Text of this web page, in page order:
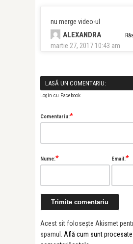
nu merge video-ul
ALEXANDRA
martie 27, 2017 10:43 am
LASĂ UN COMENTARIU:
Login cu Facebook
Comentariu:*
Nume:* Email:*
Acest sit folosește Akismet
spamul. Află cum sunt